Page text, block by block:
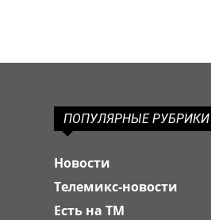
ПОПУЛЯРНЫЕ РУБРИКИ
Новости
Телемикс-новости
Есть на ТМ